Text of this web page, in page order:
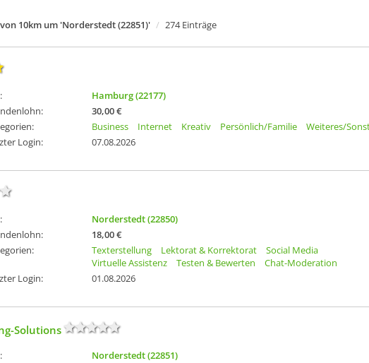
10km um 'Norderstedt (22851)' 274 Einträge
Hamburg (22177)
30,00 €
Business Internet Kreativ Persönlich/Familie
Weiteres/
Login:
07.08.2026
Norderstedt (22850)
18,00 €
Texterstellung Lektorat & Korrektorat
Social Media
Virtuelle Assistenz
Testen & Bewerten
Chat-Moderation
Login:
01.08.2026
Solutions
Norderstedt (22851)